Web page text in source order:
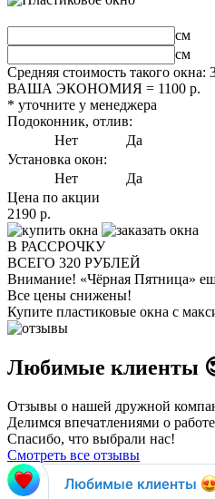
см
см
Средняя стоимость такого окна:
ВАША ЭКОНОМИЯ = 1100 р.
* уточните у менеджера
Подоконник, отлив:
Нет
Да
Установка окон:
Нет
Да
Цена по акции
2190 р.
В РАССРОЧКУ
ВСЕГО 320 РУБЛЕЙ
Внимание! «Чёрная Пятница»
Все цены снижены!
Купите пластиковые окна с
Любимые клиенты
Отзывы о нашей дружной
Делимся впечатлениями о
Спасибо, что выбрали нас!
Смотреть все отзывы